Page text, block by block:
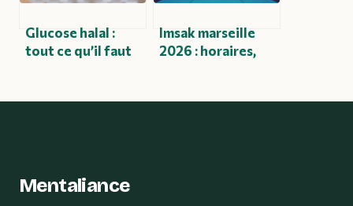
Glucose halal :
tout ce qu’il faut
Imsak marseille
2026 : horaires,
conseils pratiques
Mentaliance